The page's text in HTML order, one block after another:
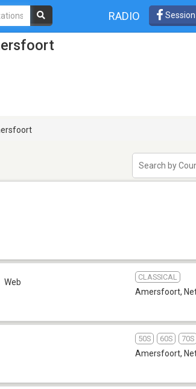
RADIO
Web
CLASSICAL
Amersfoort,
50S 60S 70S
Amersfoort,